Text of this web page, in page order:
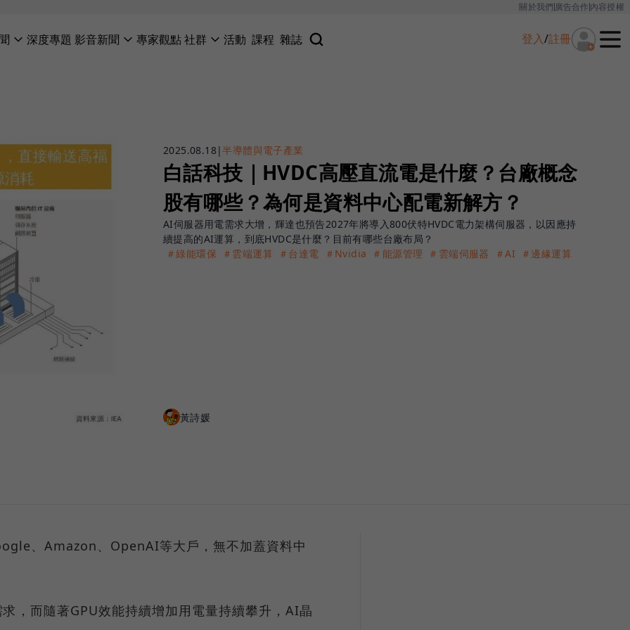
關於我們廣告合作內容授權
深度專題 影音新聞 專家觀點社群 活動 課程 雜誌 登入/註冊
2025.08.18|半導體與電子產業
白話科技｜HVDC高壓直流電是什麼？台廠概念
股有哪些？為何是資料中心配電新解方？
AI伺服器用電需求大增，輝達也預告2027年將導入800伏特HVDC電力架構伺服器，以因應持
續提高的AI運算，到底HVDC是什麼？目前有哪些台廠布局？
＃綠能環保
＃雲端運算 ＃台達電 ＃Nvidia ＃能源管理 ＃雲端伺服器 ＃AI ＃邊緣運算
黃詩媛
、Amazon、OpenAI等大戶，無不加蓋資料中
，而隨著GPU效能持續增加用電量持續攀升，AI晶